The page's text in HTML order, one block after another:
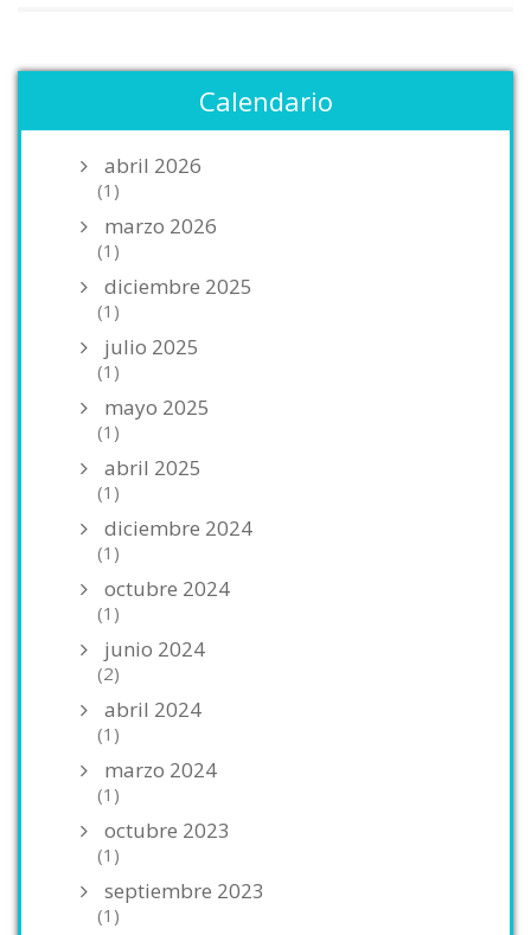
Calendario
abril 2026
(1)
marzo 2026
(1)
diciembre 2025
(1)
julio 2025
(1)
mayo 2025
(1)
abril 2025
(1)
diciembre 2024
(1)
octubre 2024
(1)
junio 2024
(2)
abril 2024
(1)
marzo 2024
(1)
octubre 2023
(1)
septiembre 2023
(1)